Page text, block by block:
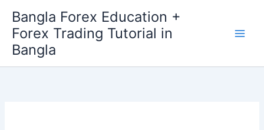
content
Bangla Forex Education +
Forex Trading Tutorial in
Bangla